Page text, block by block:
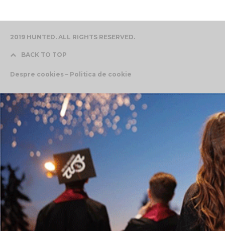
2019 HUNTED. ALL RIGHTS RESERVED.
BACK TO TOP
Despre cookies – Politica de cookie